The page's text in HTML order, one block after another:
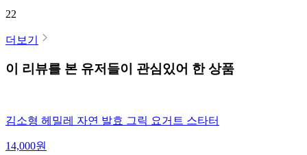
22
더보기
이 리뷰를 본 유저들이 관심있어 한 상품
김소형 헤밀레 자연 발효 그릭 요거트 스타터
14,000원